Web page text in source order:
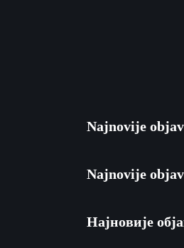
Najnovije
Najnovije
Најновије